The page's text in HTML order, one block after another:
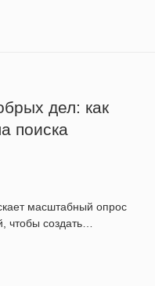
дел: как
поиска
масштабный опрос
чтобы создать…